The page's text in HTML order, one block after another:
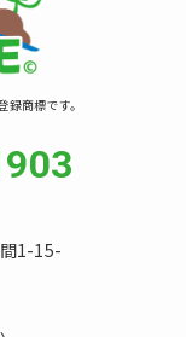
商標です。
1-15-